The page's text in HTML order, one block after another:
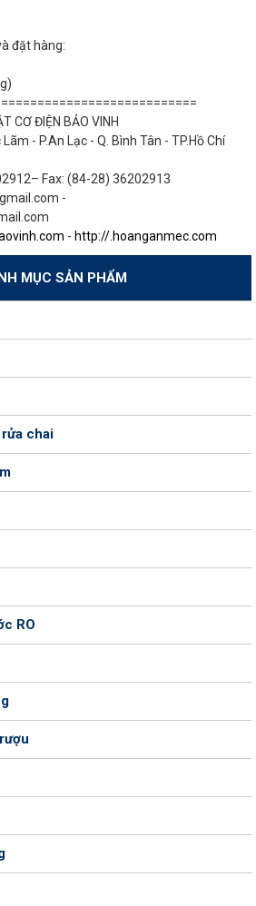
đặt hàng:
CƠ ĐIỆN BẢO VINH
- P.An Lạc - Q. Bình Tân - TP.Hồ Chí
Fax: (84-28) 36202913
-
- http://.hoanganmec.com
MỤC SẢN PHẨM
rửa chai
RO